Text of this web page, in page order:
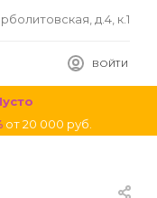
д.4, к.1
ВОЙТИ
от20 000 руб.